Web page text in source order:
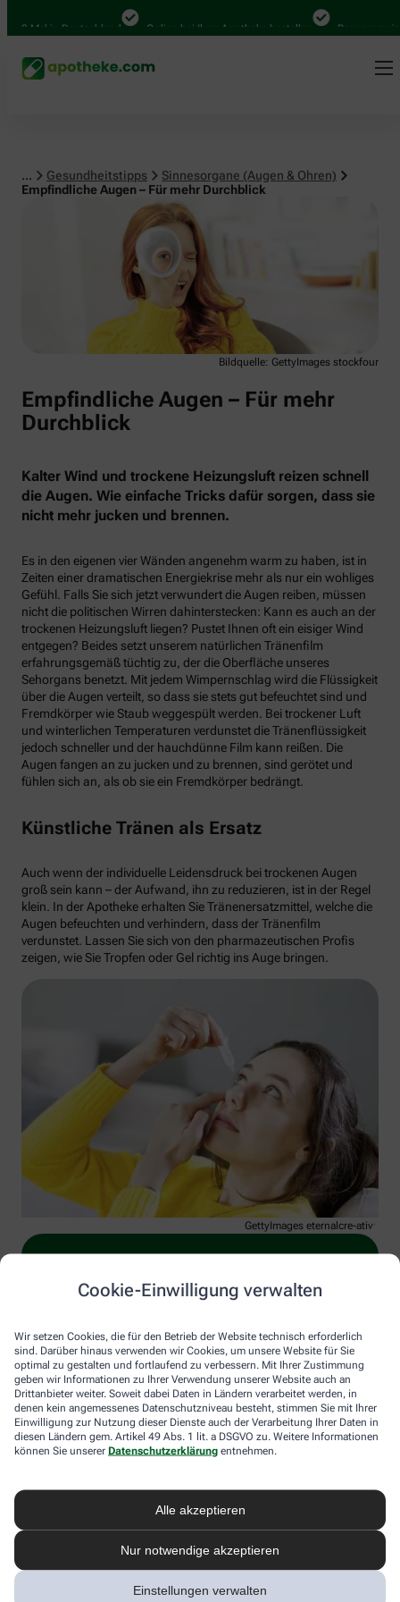
Cookie-Einwilligung verwalten
Wir setzen Cookies, die für den Betrieb der Website technisch erforderlich
sind. Darüber hinaus verwenden wir Cookies, um unsere Website für Sie
optimal zu gestalten und fortlaufend zu verbessern. Mit Ihrer Zustimmung
geben wir Informationen zu Ihrer Verwendung unserer Website auch an
Drittanbieter weiter. Soweit dabei Daten in Ländern verarbeitet werden, in
denen kein angemessenes Datenschutzniveau besteht, stimmen Sie mit Ihrer
Einwilligung zur Nutzung dieser Dienste auch der Verarbeitung Ihrer Daten in
diesen Ländern gem. Artikel 49 Abs. 1 lit. a DSGVO zu. Weitere Informationen
können Sie unserer Datenschutzerklärung entnehmen.
Alle akzeptieren
Nur notwendige akzeptieren
Einstellungen verwalten
Mal in Deutschland Online bei Ihrer Apotheke bestellen Bequem
... Gesundheitstipps
Sinnesorgane (Augen & Ohren)
Empfindliche Augen – Für mehr Durchblick
Sinnesorgane (Augen & Ohren)
Bildquelle: GettyImages stockfour
Empfindliche Augen – Für mehr
Durchblick
Kalter Wind und trockene Heizungsluft reizen schnell
die Augen. Wie einfache Tricks dafür sorgen, dass sie
nicht mehr jucken und brennen.
Es in den eigenen vier Wänden angenehm warm zu haben, ist in
Zeiten einer dramatischen Energiekrise mehr als nur ein wohliges
Gefühl. Falls Sie sich jetzt verwundert die Augen reiben, müssen
nicht die politischen Wirren dahinterstecken: Kann es auch an der
trockenen Heizungsluft liegen? Pustet Ihnen oft ein eisiger Wind
entgegen? Beides setzt unserem natürlichen Tränenfilm
erfahrungsgemäß tüchtig zu, der die Oberfläche unseres
Sehorgans benetzt. Mit jedem Wimpernschlag wird die Flüssigkeit
über die Augen verteilt, so dass sie stets gut befeuchtet sind und
Fremdkörper wie Staub weggespült werden. Bei trockener Luft
und winterlichen Temperaturen verdunstet die Tränenflüssigkeit
jedoch schneller und der hauchdünne Film kann reißen. Die
Augen fangen an zu jucken und zu brennen, sind gerötet und
fühlen sich an, als ob sie ein Fremdkörper bedrängt.
Künstliche Tränen als Ersatz
Auch wenn der individuelle Leidensdruck bei trockenen Augen
groß sein kann – der Aufwand, ihn zu reduzieren, ist in der Regel
klein. In der Apotheke erhalten Sie Tränenersatzmittel, welche die
Augen befeuchten und verhindern, dass der Tränenfilm
verdunstet. Lassen Sie sich von den pharmazeutischen Profis
zeigen, wie Sie Tropfen oder Gel richtig ins Auge bringen.
GettyImages eternalcre-ative
Immer auf dem Laufenden bleiben –
melden Sie sich an.
Sind Sie ein Mensch? Dann wählen Sie bitte
Sind1 2 3
von der Alliance Healthcare Deutschland GmbH (AHD) und vom